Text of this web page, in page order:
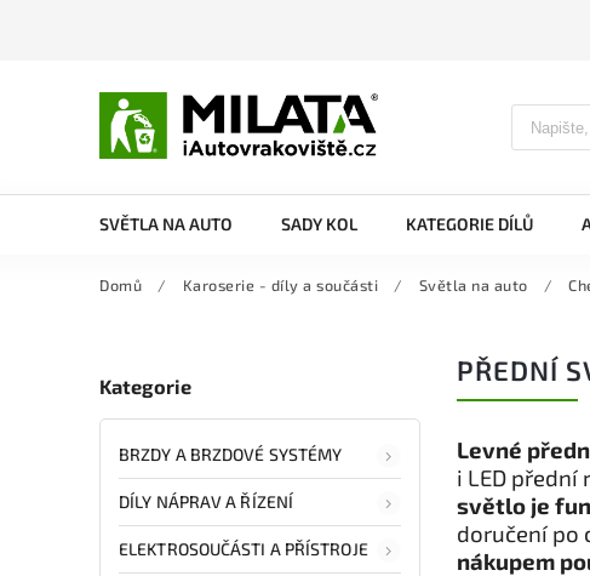
SVĚTLA NA AUTO SADY KOL KATEGORIE DÍLŮ
Domů / Karoserie - díly a součásti / Světla na auto /
Kategorie
BRZDY A BRZDOVÉ SYSTÉMY
DÍLY NÁPRAV A ŘÍZENÍ
ELEKTROSOUČÁSTI A PŘÍSTROJE
PŘEDNÍ
Levné
i LED
světlo je
doručení po
nákupem